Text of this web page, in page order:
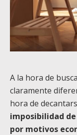
A la hora de
claramente
hora de
imposibilidad
por motivos